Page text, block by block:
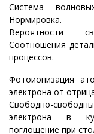
Система
Нормировка.
Вероятности
Соотношения
процессов.
Фотоионизация
электрона от
Свободно-
электрона в
поглощение при